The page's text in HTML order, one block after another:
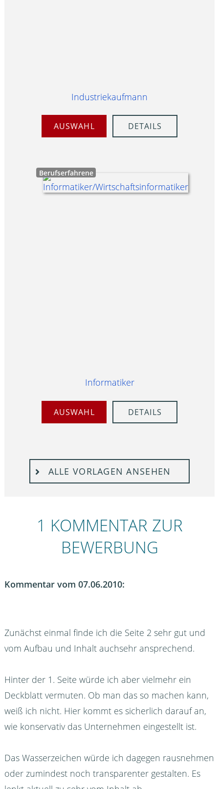
Industriekaufmann
AUSWAHL DETAILS
Berufserfahrene
Informatiker
AUSWAHL DETAILS
ALLE VORLAGEN ANSEHEN
1 KOMMENTAR ZUR
BEWERBUNG
Kommentar vom 07.06.2010:
Zunächst einmal finde ich die Seite 2 sehr gut und
vom Aufbau und Inhalt auchsehr ansprechend.
Hinter der 1. Seite würde ich aber vielmehr ein
Deckblatt vermuten. Ob man das so machen kann,
weiß ich nicht. Hier kommt es sicherlich darauf an,
wie konservativ das Unternehmen eingestellt ist.
Das Wasserzeichen würde ich dagegen rausnehmen
oder zumindest noch transparenter gestalten. Es